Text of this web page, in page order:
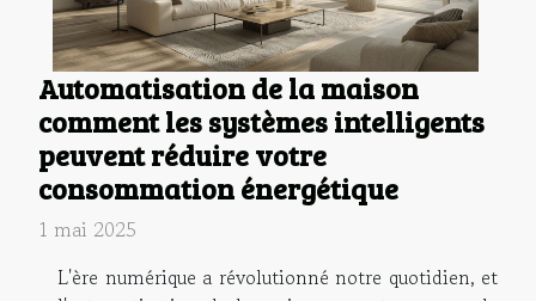
Automatisation de la maison
comment les systèmes intelligents
peuvent réduire votre
consommation énergétique
1 mai 2025
L'ère numérique a révolutionné notre quotidien, et